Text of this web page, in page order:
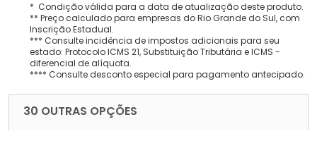
* Condição válida para a data de atualização deste produto.
** Preço calculado para empresas do Rio Grande do Sul, com
Inscrição Estadual.
*** Consulte incidência de impostos adicionais para seu
estado: Protocolo ICMS 21, Substituição Tributária e ICMS -
diferencial de alíquota.
**** Consulte desconto especial para pagamento antecipado.
30 OUTRAS OPÇÕES